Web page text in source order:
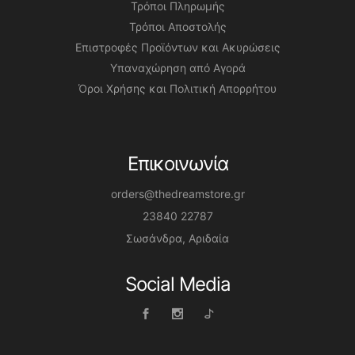
Τρόποι Πληρωμής
Τρόποι Αποστολής
Επιστροφές Προϊόντων και Ακυρώσεις
Υπαναχώρηση από Αγορά
Όροι Χρήσης και Πολιτική Απορρήτου
Επικοινωνία
orders@thedreamstore.gr
23840 22787
Σωσάνδρα, Αριδαία
Social Media